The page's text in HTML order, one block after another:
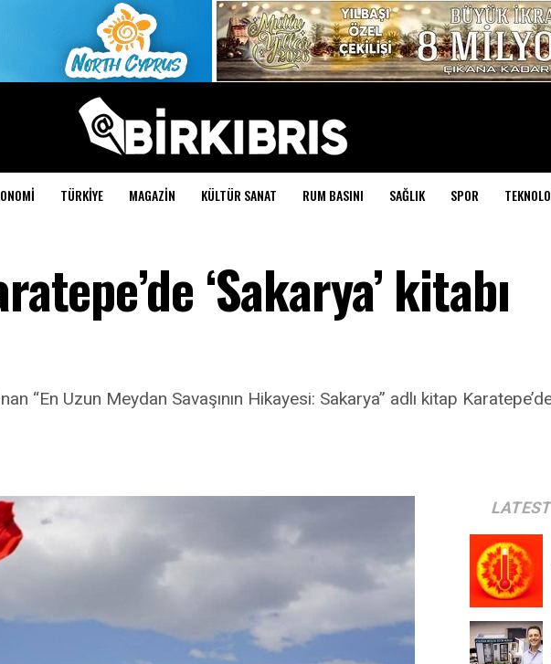
TÜRKIYE MAGAZIN KÜLTÜR SANAT RUM BASINI SAĞLIK SPOR
‘Sakarya’ kitabı
“En Uzun Meydan Savaşının Hikayesi: Sakarya” adlı kitap Karatepe’de